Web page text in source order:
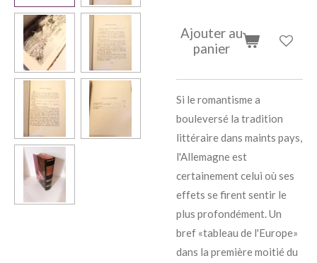
Ajouter au
panier
Si le romantisme a
bouleversé la tradition
littéraire dans maints pays,
l'Allemagne est
certainement celui où ses
effets se firent sentir le
plus profondément. Un
bref «tableau de l'Europe»
dans la première moitié du